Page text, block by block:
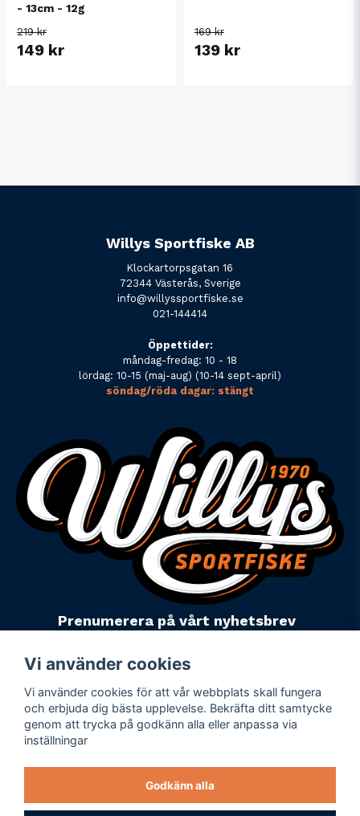
- 13cm - 12g
219 kr
149 kr
169 kr
139 kr
Willys Sportfiske AB
Klockartorpsgatan 16
72344 Västerås, Sverige
info@willyssportfiske.se
021-144414
Öppettider:
måndag-fredag: 10 - 18
lördag: 10-15 (maj-aug) (10-14 sept-april)
söndag/röda dagar: stängt
Prenumerera på vårt nyhetsbrev
Powered by Nyehandel AB
Företagsuppgifter
Personuppgiftspolicy
Varumärken
Vi använder cookies
Vi använder cookies för att vår webbplats skall fungera
och erbjuda dig bästa upplevelse. Bekräfta ditt samtycke
genom att trycka på godkänn alla eller anpassa via
inställningar
Godkänn alla